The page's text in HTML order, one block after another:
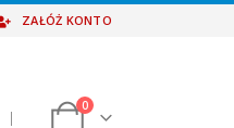
ZAŁÓŻ KONTO
|
0